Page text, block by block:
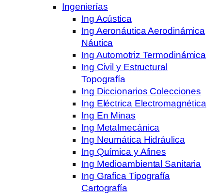
Ingenierías
Ing Acústica
Ing Aeronáutica Aerodinámica
Náutica
Ing Automotriz Termodinámica
Ing Civil y Estructural
Topografía
Ing Diccionarios Colecciones
Ing Eléctrica Electromagnética
Ing En Minas
Ing Metalmecánica
Ing Neumática Hidráulica
Ing Química y Afines
Ing Medioambiental Sanitaria
Ing Grafica Tipografía
Cartografía